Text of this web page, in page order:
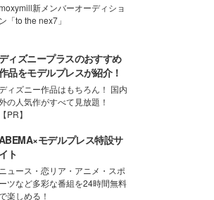
新メンバーオーディショ
ン「to the nex7」
ィズニープラスのおすすめ
品をモデルプレスが紹介！
ィズニー作品はもちろん！ 国内
の人気作がすべて見放題！
【PR】
モデルプレス特設サ
イト
ニュース・恋リア・アニメ・スポ
ーツなど多彩な番組を24時間無料
楽しめる！